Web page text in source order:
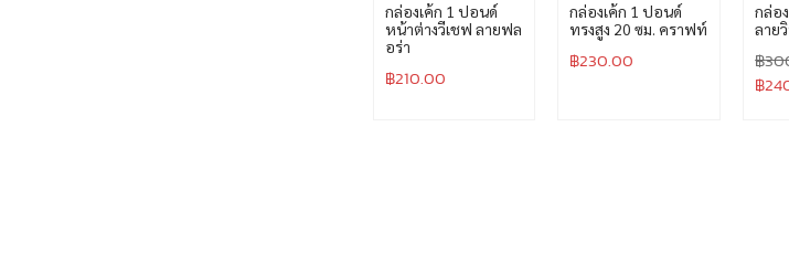
กล่องเค้ก 1 ปอนด์
หน้าต่างวีเชฟ ลายฟล
อร่า
฿210.00
กล่องเค้ก 1 ปอนด์
ทรงสูง 20 ซม. คราฟท์
฿230.00
กล่อ
ลาย
฿
฿